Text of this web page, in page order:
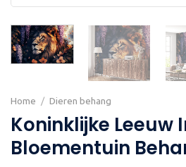
Home / Dieren behang
Koninklijke Leeuw
Bloementuin